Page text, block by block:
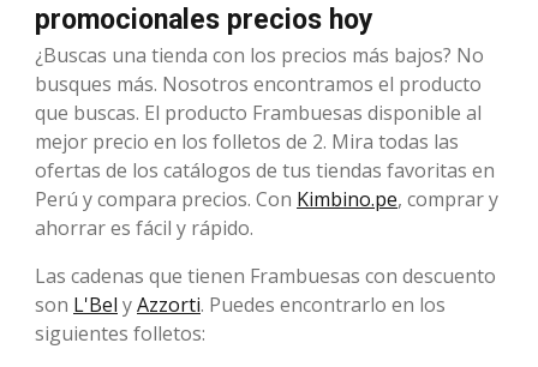
promocionales precios hoy
¿Buscas una tienda con los precios más bajos? No
busques más. Nosotros encontramos el producto
que buscas. El producto Frambuesas disponible al
mejor precio en los folletos de 2. Mira todas las
ofertas de los catálogos de tus tiendas favoritas en
Perú y compara precios. Con Kimbino.pe, comprar y
ahorrar es fácil y rápido.
Las cadenas que tienen Frambuesas con descuento
son L'Bel yAzzorti. Puedes encontrarlo en los
siguientes folletos: